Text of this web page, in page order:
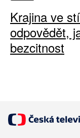
Krajina ve
odpovědět,
bezcitnost